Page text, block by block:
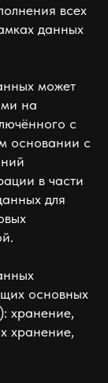
всех
данных
может
на
с
основании с
в части
для
основных
хранение,
хранение,